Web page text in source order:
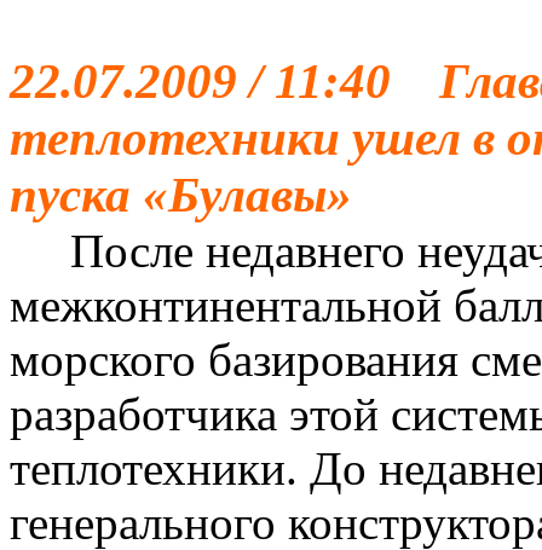
22.07.2009 / 11:40
теплотехники ушел в
пуска «Булавы»
После недавнего
межконтинентальной
морского базирования
разработчика этой
теплотехники. До
генерального